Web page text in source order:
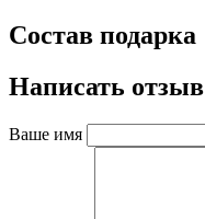
Состав подарка
Написать отзыв
Ваше имя